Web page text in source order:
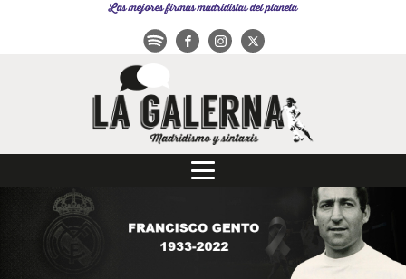
Las mejores firmas madridistas del planeta